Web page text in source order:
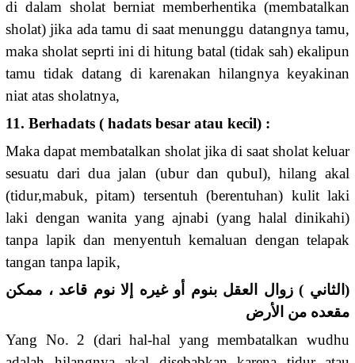
di dalam sholat berniat memberhentika (membatalkan
sholat) jika ada tamu di saat menunggu datangnya tamu,
maka sholat seprti ini di hitung batal (tidak sah) ekalipun
tamu tidak datang di karenakan hilangnya keyakinan
niat atas sholatnya,
11. Berhadats ( hadats besar atau kecil) :
Maka dapat membatalkan sholat jika di saat sholat keluar
sesuatu dari dua jalan (ubur dan qubul), hilang akal
(tidur,mabuk, pitam) tersentuh (berentuhan) kulit laki
laki dengan wanita yang ajnabi (yang halal dinikahi)
tanpa lapik dan menyentuh kemaluan dengan telapak
tangan tanpa lapik,
(الثاني ) زوال العقل بنوم أو غيره إلا نوم قاعد ، ممكن
مقعده من الأرض
Yang No. 2 (dari hal-hal yang membatalkan wudhu